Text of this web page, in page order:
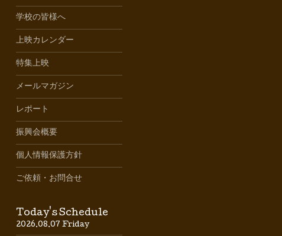
学校の皆様へ
上映カレンダー
特集上映
メールマガジン
レポート
振興会概要
個人情報保護方針
ご依頼・お問合せ
Today's Schedule
2026.08.07 Friday